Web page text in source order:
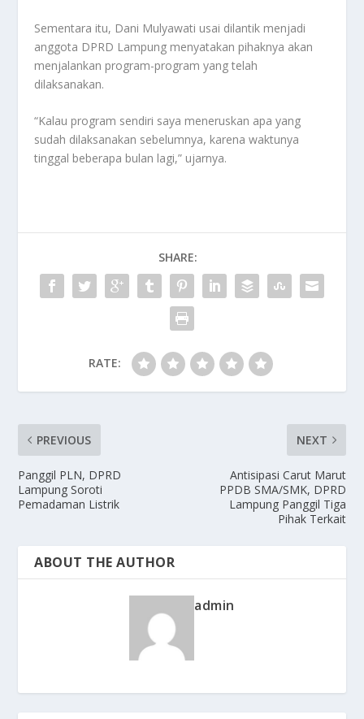
Sementara itu, Dani Mulyawati usai dilantik menjadi
anggota DPRD Lampung menyatakan pihaknya akan
menjalankan program-program yang telah
dilaksanakan.
“Kalau program sendiri saya meneruskan apa yang
sudah dilaksanakan sebelumnya, karena waktunya
tinggal beberapa bulan lagi,” ujarnya.
SHARE:
RATE:
PREVIOUS
Panggil PLN, DPRD
Lampung Soroti
Pemadaman Listrik
NEXT
Antisipasi Carut Marut
PPDB SMA/SMK, DPRD
Lampung Panggil Tiga
Pihak Terkait
ABOUT THE AUTHOR
admin